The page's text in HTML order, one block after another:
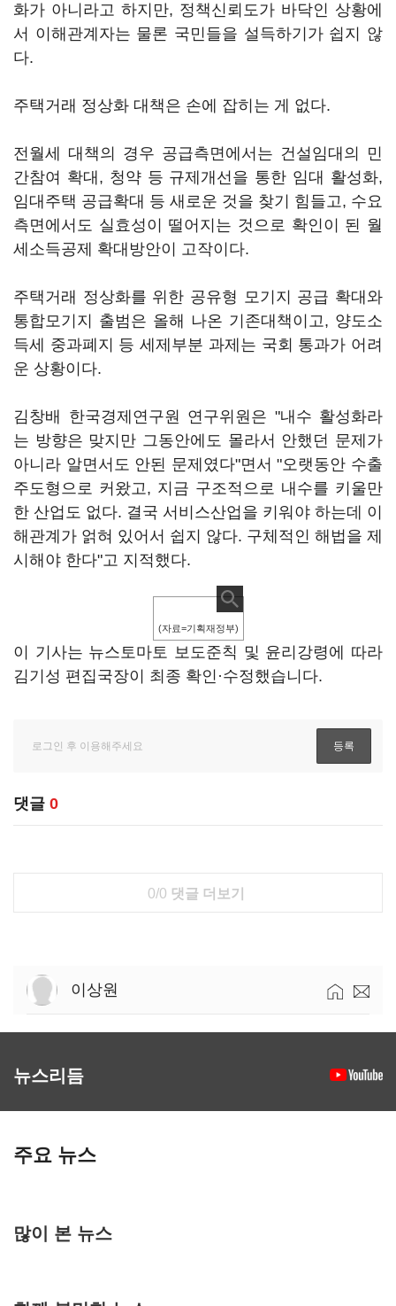
화가 아니라고 하지만, 정책신뢰도가 바닥인 상황에
서 이해관계자는 물론 국민들을 설득하기가 쉽지 않
다.
주택거래 정상화 대책은 손에 잡히는 게 없다.
전월세 대책의 경우 공급측면에서는 건설임대의 민
간참여 확대, 청약 등 규제개선을 통한 임대 활성화,
임대주택 공급확대 등 새로운 것을 찾기 힘들고, 수요
측면에서도 실효성이 떨어지는 것으로 확인이 된 월
세소득공제 확대방안이 고작이다.
주택거래 정상화를 위한 공유형 모기지 공급 확대와
통합모기지 출범은 올해 나온 기존대책이고, 양도소
득세 중과폐지 등 세제부분 과제는 국회 통과가 어려
운 상황이다.
김창배 한국경제연구원 연구위원은 "내수 활성화라
는 방향은 맞지만 그동안에도 몰라서 안했던 문제가
아니라 알면서도 안된 문제였다"면서 "오랫동안 수출
주도형으로 커왔고, 지금 구조적으로 내수를 키울만
한 산업도 없다. 결국 서비스산업을 키워야 하는데 이
해관계가 얽혀 있어서 쉽지 않다. 구체적인 해법을 제
시해야 한다"고 지적했다.
(자료=기획재정부)
이 기사는 뉴스토마토 보도준칙 및 윤리강령에 따라
김기성 편집국장이 최종 확인·수정했습니다.
댓글 0
0/0 댓글 더보기
이상원
뉴스리듬
주요 뉴스
많이 본 뉴스